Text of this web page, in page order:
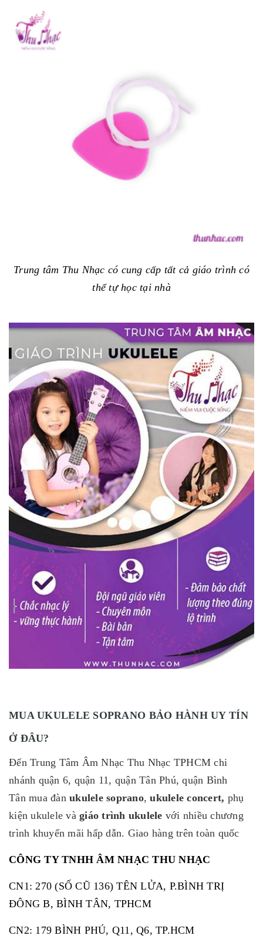
Trung tâm Thu Nhạc có cung cấp tất cả giáo trình có
thể tự học tại nhà
MUA UKULELE SOPRANO BẢO HÀNH UY TÍN
Ở ĐÂU?
Đến Trung Tâm Âm Nhạc Thu Nhạc TPHCM chi
nhánh quận 6, quận 11, quận Tân Phú, quận Bình
Tân mua đàn ukulele soprano,ukulele concert, phụ
kiện ukulele và giáo trình ukulele với nhiều chương
trình khuyến mãi hấp dẫn. Giao hàng trên toàn quốc
CÔNG TY TNHH ÂM NHẠC THU NHẠC
CN1: 270 (SỐ CŨ 136) TÊN LỬA, P.BÌNH TRỊ
ĐÔNG B, BÌNH TÂN, TPHCM
CN2: 179 BÌNH PHÚ, Q11, Q6, TP.HCM